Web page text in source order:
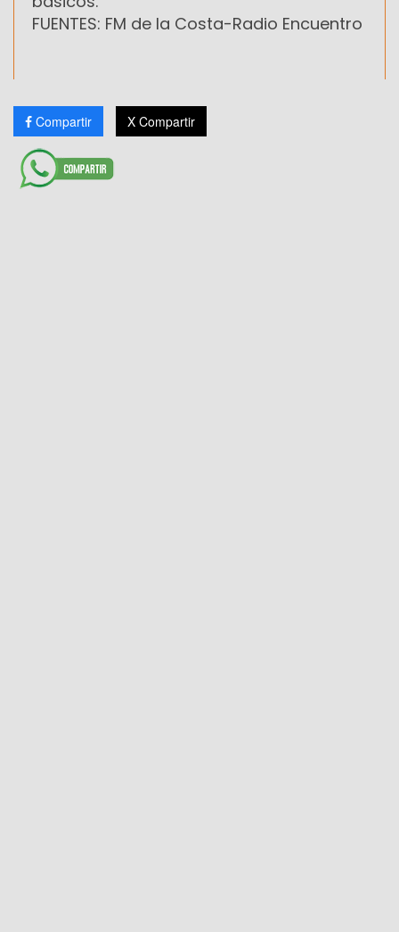
FUENTES: FM de la Costa-Radio Encuentro
Compartir X Compartir